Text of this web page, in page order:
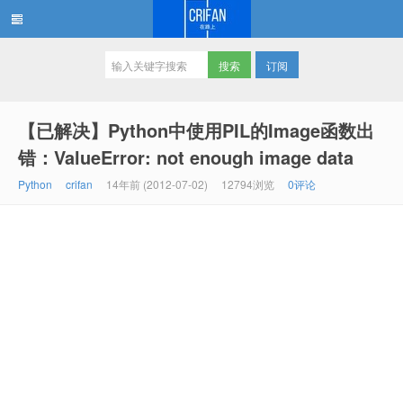
订阅
【已解决】Python中使用PIL的Image函数出
错：ValueError: not enough image data
Python crifan 14年前 (2012-07-02) 12794浏览 0评论